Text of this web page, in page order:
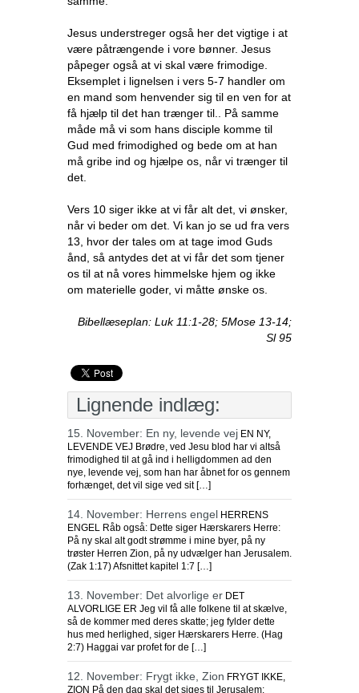
Jesus understreger også her det vigtige i at
være påtrængende i vore bønner. Jesus
påpeger også at vi skal være frimodige.
Eksemplet i lignelsen i vers 5-7 handler om
en mand som henvender sig til en ven for at
få hjælp til det han trænger til.. På samme
måde må vi som hans disciple komme til
Gud med frimodighed og bede om at han
må gribe ind og hjælpe os, når vi trænger til
det.
Vers 10 siger ikke at vi får alt det, vi ønsker,
når vi beder om det. Vi kan jo se ud fra vers
13, hvor der tales om at tage imod Guds
ånd, så antydes det at vi får det som tjener
os til at nå vores himmelske hjem og ikke
om materielle goder, vi måtte ønske os.
Bibellæseplan: Luk 11:1-28; 5Mose 13-14;
Sl 95
Lignende indlæg:
15. November: En ny, levende vej EN NY,
LEVENDE VEJ Brødre, ved Jesu blod har vi altså
frimodighed til at gå ind i helligdommen ad den
nye, levende vej, som han har åbnet for os gennem
forhænget, det vil sige ved sit […]
14. November: Herrens engel HERRENS
ENGEL Råb også: Dette siger Hærskarers Herre:
På ny skal alt godt strømme i mine byer, på ny
trøster Herren Zion, på ny udvælger han Jerusalem.
(Zak 1:17) Afsnittet kapitel 1:7 […]
13. November: Det alvorlige er DET
ALVORLIGE ER Jeg vil få alle folkene til at skælve,
så de kommer med deres skatte; jeg fylder dette
hus med herlighed, siger Hærskarers Herre. (Hag
2:7) Haggai var profet for de […]
12. November: Frygt ikke, Zion FRYGT IKKE,
ZION På den dag skal det siges til Jerusalem: